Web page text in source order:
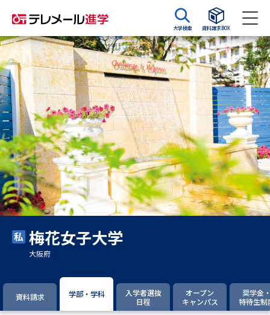
大学検索 資料請求BOX
資料請求 資料検索
大学・短大の資料種類から請求
大学パンフ 学部・学科パンフ
総合型選抜・学校推薦型選抜 募
集要項＆願書
大学入学共通テスト利用選抜の
募集要項＆願書
過去問題集
大学・短大以外の資料から請求
留学・進学関連、塾・予備校
大学入学共通テスト「受験案
内」の請求
梅花女子大学
大阪府
資料請求 学部・学科
入学者選抜
日程
オープン
キャンパス
奨学金
特待生制